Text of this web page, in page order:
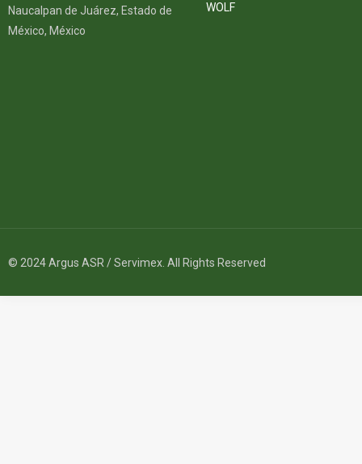
Naucalpan de Juárez, Estado de
México, México
WOLF
© 2024 Argus ASR / Servimex. All Rights Reserved